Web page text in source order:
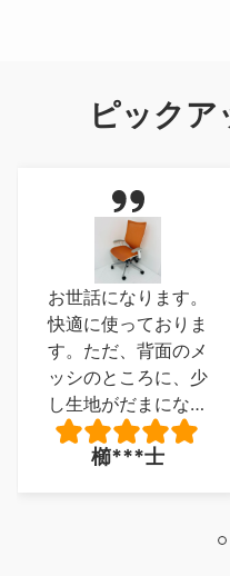
ピックア
なります。
っておりま
、背面のメ
ころに、少
だまになっ
ころがあ
残念でした
目立
なく
ーズ
まし
せて